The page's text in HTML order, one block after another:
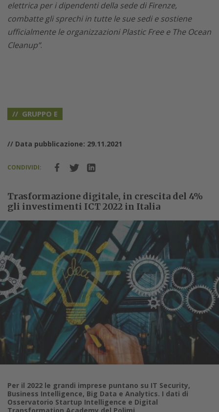
elettrica per i dipendenti della sede di Firenze,
combatte gli sprechi in tutte le sue sedi e sostiene
ufficialmente le organizzazioni Plastic Free e The Ocean
Cleanup”.
GRUPPO E
// Data pubblicazione: 29.11.2021
CONDIVIDI:
Trasformazione digitale, in crescita del 4%
gli investimenti ICT 2022 in Italia
Per il 2022 le grandi imprese puntano su IT Security,
Business Intelligence, Big Data e Analytics. I dati di
Osservatorio Startup Intelligence e Digital